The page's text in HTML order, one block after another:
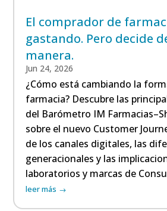
El comprador de
gastando. Pero decide
manera.
Jun 24, 2026
¿Cómo está cambiando la
farmacia? Descubre las
del Barómetro IM
sobre el nuevo Customer
de los canales digitales, las
generacionales y las
laboratorios y marcas de
leer más